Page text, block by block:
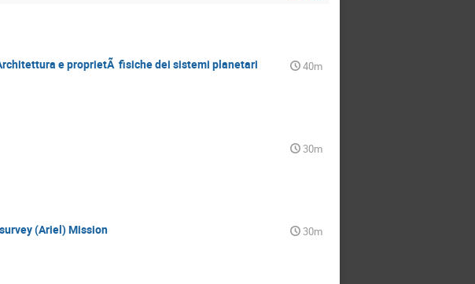
e proprietÃ fisiche dei sistemi planetari
40m
30m
(Ariel) Mission
30m